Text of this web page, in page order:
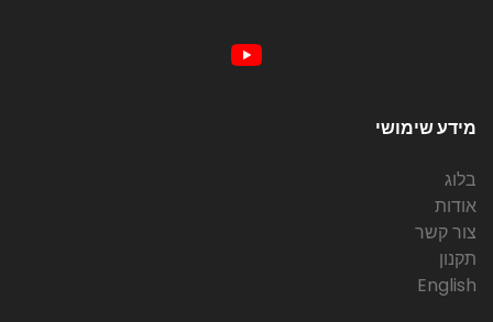
מידע שימושי
בלוג
אודות
צור קשר
תקנון
English